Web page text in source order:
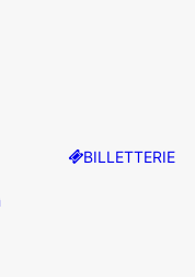
BILLETTERIE